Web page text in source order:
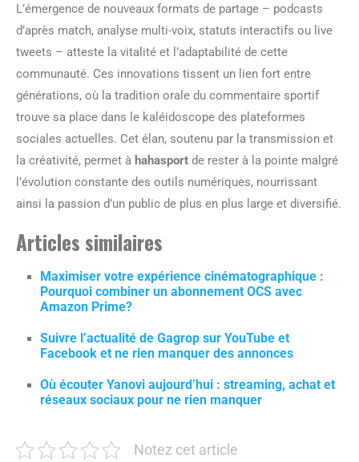
L’émergence de nouveaux formats de partage – podcasts
d’après match, analyse multi-voix, statuts interactifs ou live
tweets – atteste la vitalité et l’adaptabilité de cette
communauté. Ces innovations tissent un lien fort entre
générations, où la tradition orale du commentaire sportif
trouve sa place dans le kaléidoscope des plateformes
sociales actuelles. Cet élan, soutenu par la transmission et
la créativité, permet à hahasport de rester à la pointe malgré
l’évolution constante des outils numériques, nourrissant
ainsi la passion d’un public de plus en plus large et diversifié.
Articles similaires
Maximiser votre expérience cinématographique :
Pourquoi combiner un abonnement OCS avec
Amazon Prime?
Suivre l’actualité de Gagrop sur YouTube et
Facebook et ne rien manquer des annonces
Où écouter Yanovi aujourd’hui : streaming, achat et
réseaux sociaux pour ne rien manquer
Notez cet article